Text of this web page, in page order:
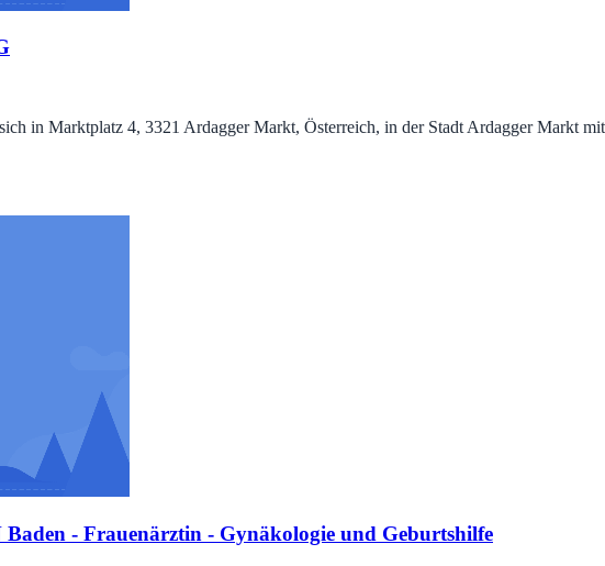
in Marktplatz 4, 3321 Ardagger Markt, Österreich, in der Stadt Ardagger Markt
- Frauenärztin - Gynäkologie und Geburtshilfe